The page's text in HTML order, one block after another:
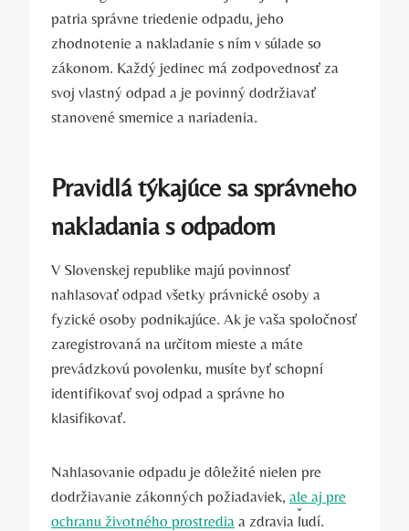
patria správne triedenie odpadu, jeho
zhodnotenie a nakladanie s ním v súlade so
zákonom. Každý jedinec má zodpovednosť za
svoj vlastný odpad a je povinný dodržiavať
stanovené smernice a nariadenia.
Pravidlá týkajúce sa správneho
nakladania s odpadom
V Slovenskej republike majú povinnosť
nahlasovať odpad všetky právnické osoby a
fyzické osoby podnikajúce. Ak je vaša spoločnosť
zaregistrovaná na určitom mieste a máte
prevádzkovú povolenku, musíte byť schopní
identifikovať svoj odpad a správne ho
klasifikovať.
Nahlasovanie odpadu je dôležité nielen pre
dodržiavanie zákonných požiadaviek, ale aj pre
ochranu životného prostredia a zdravia ľudí.